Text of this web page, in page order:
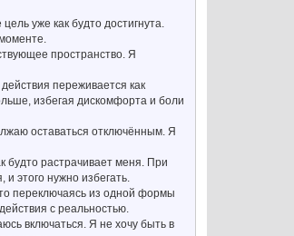
уже как будто достигнута.
пространство. Я
переживается как
избегая дискомфорта и боли
оставаться отключённым. Я
будто растрачивает меня. При
этого нужно избегать.
переключаясь из одной формы
с реальностью.
включаться. Я не хочу быть в